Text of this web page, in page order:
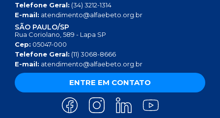
Telefone Geral: (34) 3212-1314
E-mail: atendimento@alfaebeto.org.br
SÃO PAULO/SP
Rua Coriolano, 589 - Lapa SP
Cep: 05047-000
Telefone Geral: (11) 3068-8666
E-mail: atendimento@alfaebeto.org.br
ENTRE EM CONTATO